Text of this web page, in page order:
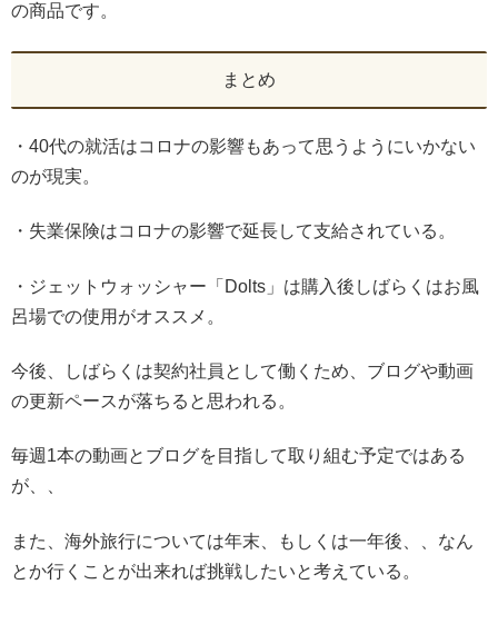
の商品です。
まとめ
・40代の就活はコロナの影響もあって思うようにいかない
のが現実。
・失業保険はコロナの影響で延長して支給されている。
・ジェットウォッシャー「Dolts」は購入後しばらくはお風
呂場での使用がオススメ。
今後、しばらくは契約社員として働くため、ブログや動画
の更新ペースが落ちると思われる。
毎週1本の動画とブログを目指して取り組む予定ではある
が、、
また、海外旅行については年末、もしくは一年後、、なん
とか行くことが出来れば挑戦したいと考えている。